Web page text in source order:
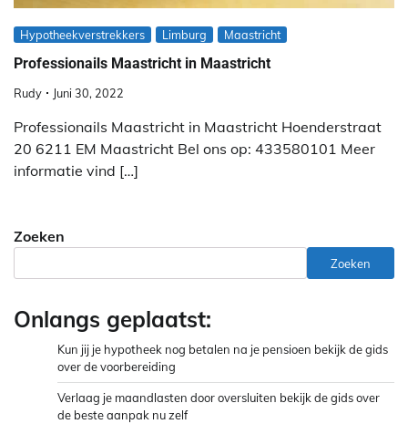
Hypotheekverstrekkers Limburg Maastricht
Professionails Maastricht in Maastricht
Rudy Juni 30, 2022
Professionails Maastricht in Maastricht Hoenderstraat
20 6211 EM Maastricht Bel ons op: 433580101 Meer
informatie vind […]
Zoeken
Zoeken
Onlangs geplaatst:
Kun jij je hypotheek nog betalen na je pensioen bekijk de gids
over de voorbereiding
Verlaag je maandlasten door oversluiten bekijk de gids over
de beste aanpak nu zelf